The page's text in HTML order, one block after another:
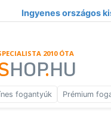
Ingyenes országos
2010 ÓTA
HOP.HU
fogantyúk Prémium